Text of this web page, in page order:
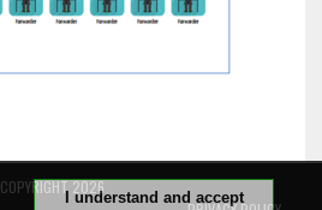
COPYRIGHT 2026
I understand and accept